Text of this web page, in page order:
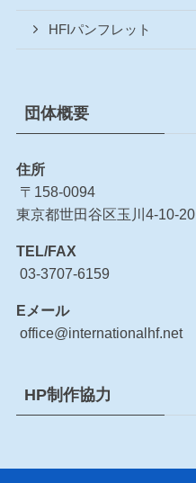
HFIパンフレット
団体概要
住所
〒158-0094
東京都世田谷区玉川4-10-20
TEL/FAX
03-3707-6159
Eメール
office@internationalhf.net
HP制作協力